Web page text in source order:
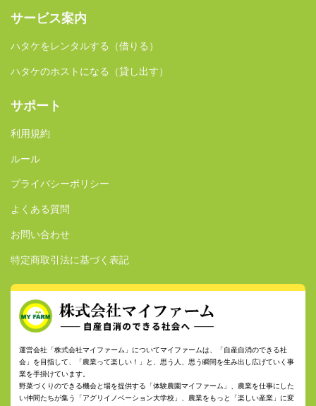
サービス案内
ハタケをレンタルする（借りる）
ハタケのホストになる（貸し出す）
サポート
利用規約
ルール
プライバシーポリシー
よくある質問
お問い合わせ
特定商取引法に基づく表記
運営会社「株式会社マイファーム」についてマイファームは、「自産自消のできる社
会」を目指して、「農業って楽しい！」と、思う人、思う瞬間を生み出し広げていく事
業を手掛けています。
野菜づくりのできる機会と場を提供する「体験農園マイファーム」、農業を仕事にした
い仲間たちが集う「アグリイノベーション大学校」、農業をもっと「楽しい産業」に変